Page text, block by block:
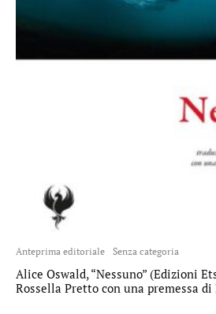
Anteprima editoriale Senza categoria
Alice Oswald, “Nessuno” (Edizioni
Rossella Pretto con una premessa di